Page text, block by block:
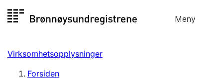
til
Meny
Registersøk
Aksjeselskap
Virksomhetsopplysninger
Forsiden